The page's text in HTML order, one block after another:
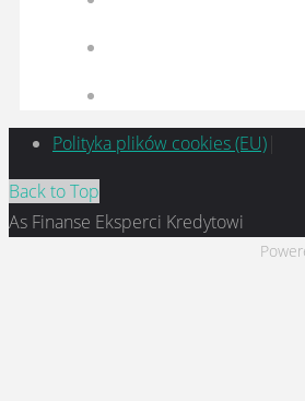
Polityka plików cookies (EU)
Back to Top
As Finanse Eksperci Kredytowi